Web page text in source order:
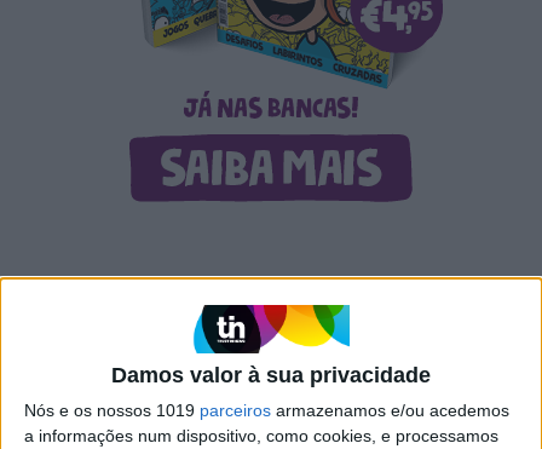
Damos valor à sua privacidade
Nós e os nossos 1019 parceiros armazenamos e/ou acedemos
a informações num dispositivo, como cookies, e processamos
CAPA DA EDIÇÃO